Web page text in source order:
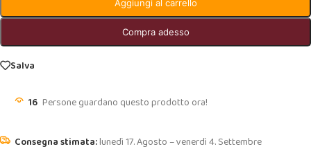
Aggiungi al carrello
Compra adesso
Salva
16 Persone guardano questo prodotto ora!
lunedì 17. Agosto – venerdì 4. Settembre